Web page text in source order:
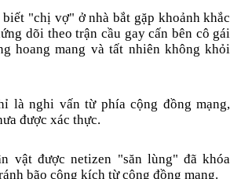
"chị vợ" ở nhà bắt gặp khoảnh khắc
dõi theo trận cầu gay cấn bên cô gái
hoang mang và tất nhiên không khỏi
là nghi vấn từ phía cộng đồng mạng,
được xác thực.
vật được netizen "săn lùng" đã khóa
bão công kích từ cộng đồng mạng.